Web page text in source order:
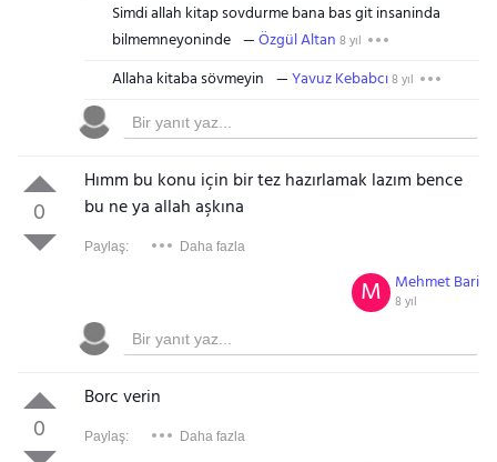
Simdi allah kitap sovdurme bana bas git insaninda
bilmemneyoninde
Özgül Altan 8 yıl
Allaha kitaba sövmeyin Yavuz Kebabcı8 yıl
0
Hımm bu konu için bir tez hazırlamak lazım bence
bu ne ya allah aşkına
Paylaş: Daha fazla
Mehmet Bari
8 yıl
M
0
Borc verin
Paylaş: Daha fazla